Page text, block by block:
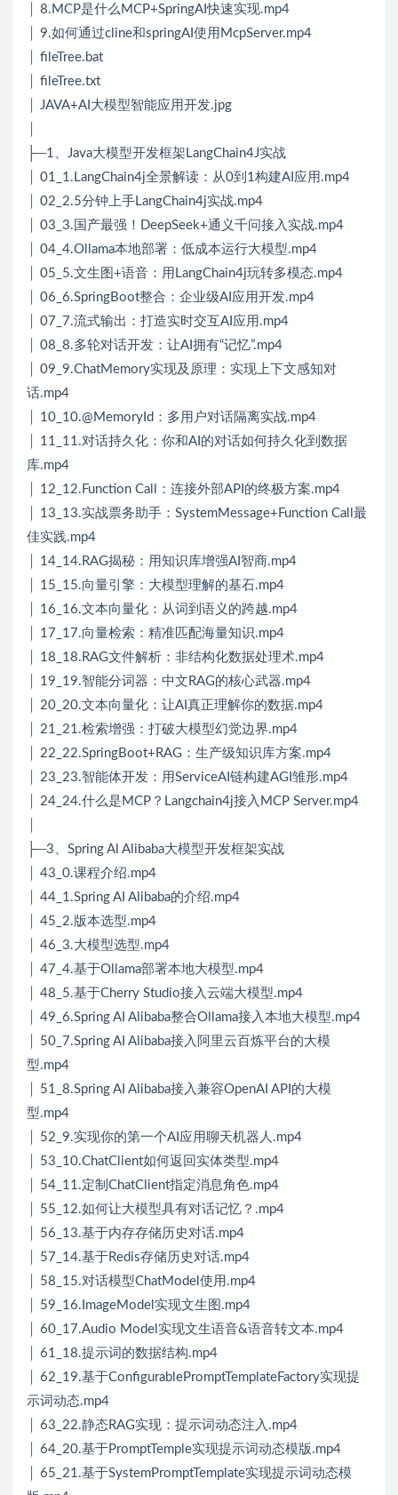
│ 8.MCP是什么MCP+SpringAI快速实现.mp4
│ 9.如何通过cline和springAI使用McpServer.mp4
│ fileTree.bat
│ fileTree.txt
│ JAVA+AI大模型智能应用开发.jpg
├─1、Java大模型开发框架LangChain4J实战
│ 01_1.LangChain4j全景解读：从0到1构建AI应用.mp4
│ 02_2.5分钟上手LangChain4j实战.mp4
│ 03_3.国产最强！DeepSeek+通义千问接入实战.mp4
│ 04_4.Ollama本地部署：低成本运行大模型.mp4
│ 05_5.文生图+语音：用LangChain4j玩转多模态.mp4
│ 06_6.SpringBoot整合：企业级AI应用开发.mp4
│ 07_7.流式输出：打造实时交互AI应用.mp4
│ 08_8.多轮对话开发：让AI拥有“记忆”.mp4
│ 09_9.ChatMemory实现及原理：实现上下文感知对
话.mp4
│ 10_10.@MemoryId：多用户对话隔离实战.mp4
│ 11_11.对话持久化：你和AI的对话如何持久化到数据
库.mp4
│ 12_12.Function Call：连接外部API的终极方案.mp4
│ 13_13.实战票务助手：SystemMessage+Function Call最
佳实践.mp4
│ 14_14.RAG揭秘：用知识库增强AI智商.mp4
│ 15_15.向量引擎：大模型理解的基石.mp4
│ 16_16.文本向量化：从词到语义的跨越.mp4
│ 17_17.向量检索：精准匹配海量知识.mp4
│ 18_18.RAG文件解析：非结构化数据处理术.mp4
│ 19_19.智能分词器：中文RAG的核心武器.mp4
│ 20_20.文本向量化：让AI真正理解你的数据.mp4
│ 21_21.检索增强：打破大模型幻觉边界.mp4
│ 22_22.SpringBoot+RAG：生产级知识库方案.mp4
│ 23_23.智能体开发：用ServiceAI链构建AGI雏形.mp4
│ 24_24.什么是MCP？Langchain4j接入MCP Server.mp4
├─3、Spring Al Alibaba大模型开发框架实战
│ 43_0.课程介绍.mp4
│ 44_1.Spring AI Alibaba的介绍.mp4
│ 45_2.版本选型.mp4
│ 46_3.大模型选型.mp4
│ 47_4.基于Ollama部署本地大模型.mp4
│ 48_5.基于Cherry Studio接入云端大模型.mp4
│ 49_6.Spring AI Alibaba整合Ollama接入本地大模型.mp4
│ 50_7.Spring AI Alibaba接入阿里云百炼平台的大模
型.mp4
│ 51_8.Spring AI Alibaba接入兼容OpenAI API的大模
型.mp4
│ 52_9.实现你的第一个AI应用聊天机器人.mp4
│ 53_10.ChatClient如何返回实体类型.mp4
│ 54_11.定制ChatClient指定消息角色.mp4
│ 55_12.如何让大模型具有对话记忆？.mp4
│ 56_13.基于内存存储历史对话.mp4
│ 57_14.基于Redis存储历史对话.mp4
│ 58_15.对话模型ChatModel使用.mp4
│ 59_16.ImageModel实现文生图.mp4
│ 60_17.Audio Model实现文生语音&语音转文本.mp4
│ 61_18.提示词的数据结构.mp4
│ 62_19.基于ConfigurablePromptTemplateFactory实现提
示词动态.mp4
│ 63_22.静态RAG实现：提示词动态注入.mp4
│ 64_20.基于PromptTemple实现提示词动态模版.mp4
│ 65_21.基于SystemPromptTemplate实现提示词动态模